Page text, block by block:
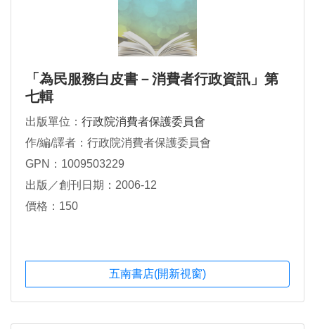
「為民服務白皮書－消費者行政資訊」第
七輯
出版單位： 行政院消費者保護委員會
作/編/譯者：行政院消費者保護委員會
GPN：1009503229
出版／創刊日期：2006-12
價格：150
五南書店(開新視窗)